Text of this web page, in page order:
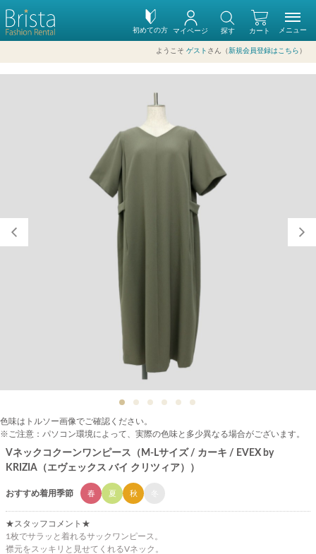
初めての方 カート
マイページ 探す
ようこそ ゲスト さん（新規会員登録はこちら ）
メニュー
色味はトルソー画像でご確認ください。
※ご注意：パソコン環境によって、実際の色味と多少異なる場合がございます。
Vネックコクーンワンピース（M-Lサイズ / カーキ / EVEX by
KRIZIA（エヴェックス バイ クリツィア））
おすすめ着用季節 春 夏 秋
★スタッフコメント★
1枚でサラッと着れるサックワンピース。
襟元をスッキリと見せてくれるVネック。